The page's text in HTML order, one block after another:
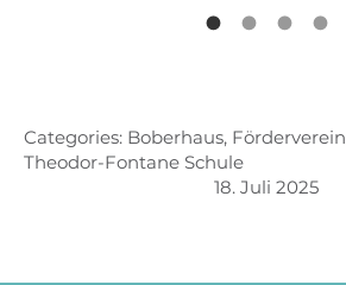
Categories: Boberhaus, Förderverein
Theodor-Fontane Schule
18. Juli 2025